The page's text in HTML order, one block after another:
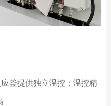
釜提供独立温控；温控精